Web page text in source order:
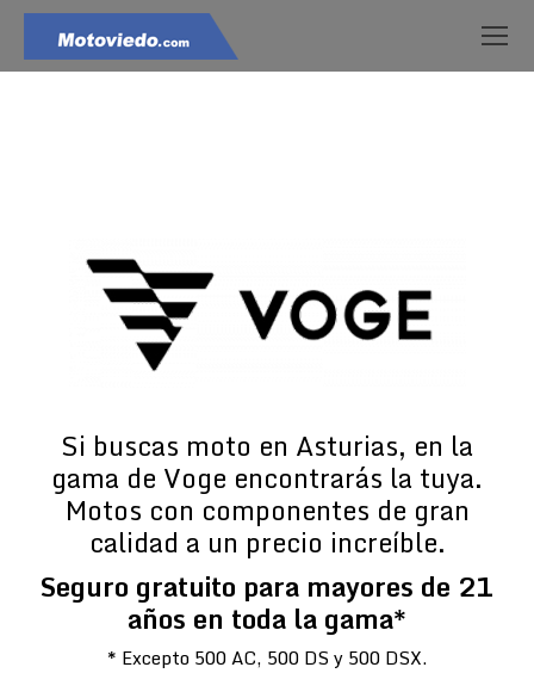
Si buscas moto en Asturias, en la
gama de Voge encontrarás la tuya.
Motos con componentes de gran
calidad a un precio increíble.
Seguro gratuito para mayores de 21
años en toda la gama*
* Excepto 500 AC, 500 DS y 500 DSX.